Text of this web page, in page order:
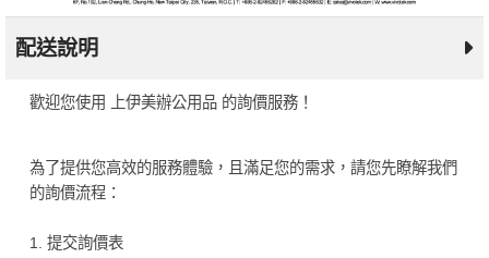
配送說明
歡迎您使用 上伊美辦公用品 的詢價服務！
為了提供您高效的服務體驗，且滿足您的需求，請您先瞭解我們
的詢價流程：
1. 提交詢價表